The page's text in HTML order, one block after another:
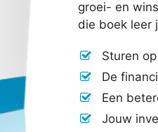
groei- en
die boek leer
Sturen
De
Een
Jouw